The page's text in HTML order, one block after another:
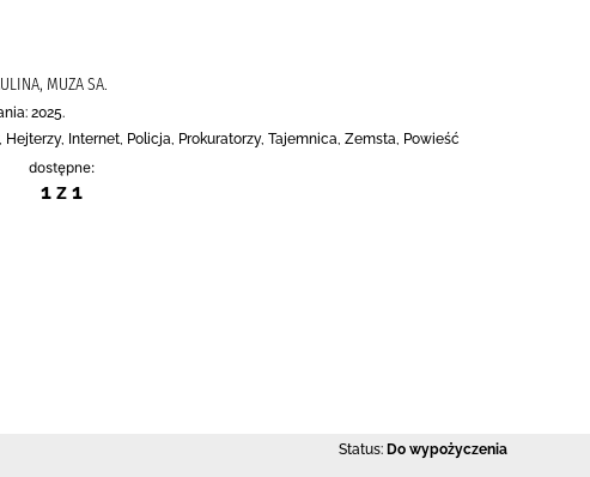
MUZA SA.
2025.
Hejterzy, Internet, Policja, Prokuratorzy, Tajemnica, Zemsta, Powieść
dostępne:
1 z 1
Status: Do wypożyczenia